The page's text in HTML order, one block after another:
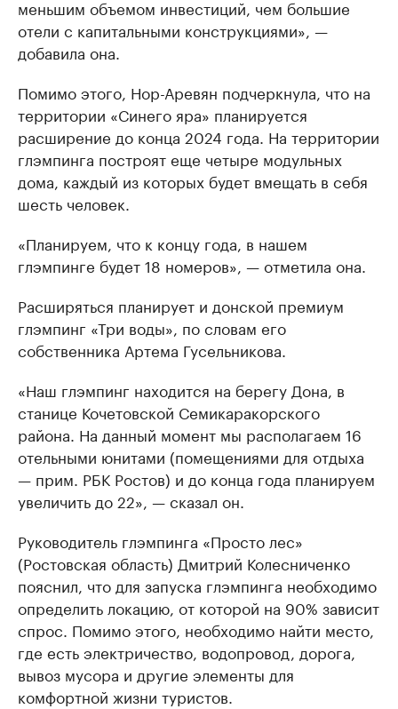
меньшим объемом инвестиций, чем большие
отели с капитальными конструкциями», —
добавила она.
Помимо этого, Нор-Аревян подчеркнула, что на
территории «Синего яра» планируется
расширение до конца 2024 года. На территории
глэмпинга построят еще четыре модульных
дома, каждый из которых будет вмещать в себя
шесть человек.
«Планируем, что к концу года, в нашем
глэмпинге будет 18 номеров», — отметила она.
Расширяться планирует и донской премиум
глэмпинг «Три воды», по словам его
собственника Артема Гусельникова.
«Наш глэмпинг находится на берегу Дона, в
станице Кочетовской Семикаракорского
района. На данный момент мы располагаем 16
отельными юнитами (помещениями для отдыха
— прим. РБК Ростов) и до конца года планируем
увеличить до 22», — сказал он.
Руководитель глэмпинга «Просто лес»
(Ростовская область) Дмитрий Колесниченко
пояснил, что для запуска глэмпинга необходимо
определить локацию, от которой на 90% зависит
спрос. Помимо этого, необходимо найти место,
где есть электричество, водопровод, дорога,
вывоз мусора и другие элементы для
комфортной жизни туристов.